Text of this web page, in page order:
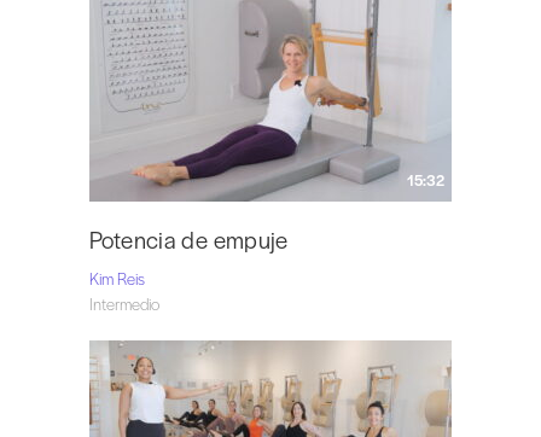
15:32
Potencia de empuje
Kim Reis
Intermedio